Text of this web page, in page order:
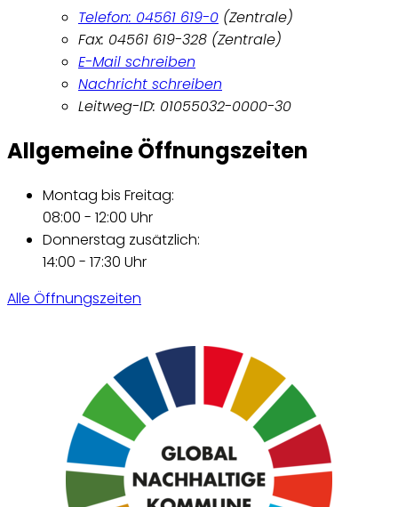
Telefon: 04561 619-0 (Zentrale)
Fax: 04561 619-328 (Zentrale)
E-Mail schreiben
Nachricht schreiben
Leitweg-ID: 01055032-0000-30
Allgemeine Öffnungszeiten
Montag bis Freitag:
08:00 - 12:00 Uhr
Donnerstag zusätzlich:
14:00 - 17:30 Uhr
Alle Öffnungszeiten